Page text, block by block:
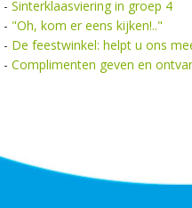
- Sinterklaasviering in groep 4
- "Oh, kom er eens kijken!.."
- De feestwinkel: helpt u ons
- Complimenten geven en